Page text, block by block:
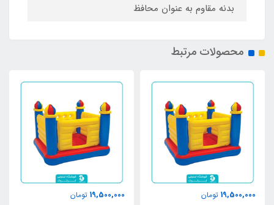
بدنه مقاوم به عنوان محافظ
محصولات مرتبط
19,500,000 تومان
19,500,000 تومان